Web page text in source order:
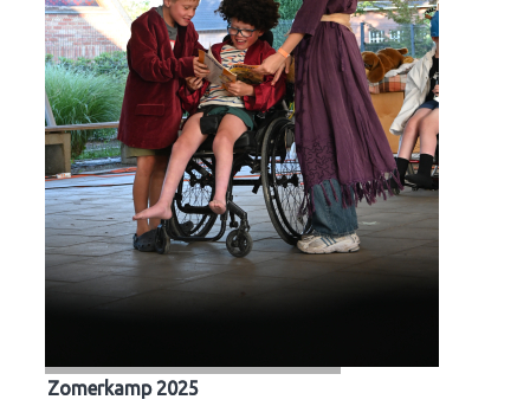
Zomerkamp 2025